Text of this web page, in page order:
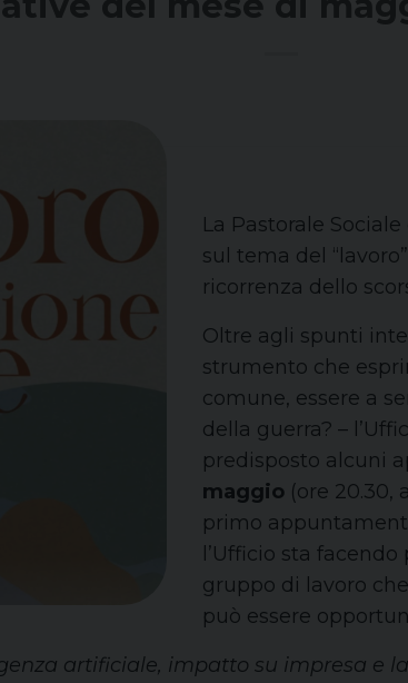
La Pastorale
sul tema del
ricorrenza dello
Oltre agli spunti
strumento che
comune, essere a
della guerra? –
predisposto alcuni
maggio (ore 20.30,
primo
l’Ufficio sta
gruppo di lavoro
può essere
artificiale, impatto su impresa e